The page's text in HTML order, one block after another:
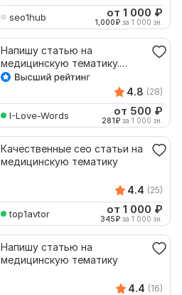
seo1hub от 1 000 ₽
1,000₽ за 1 000 зн.
Напишу статью на
медицинскую тематику.
Сделаю рерайт статьи
4.8 (28)
I-Love-Words от 500 ₽
281₽ за 1 000 зн.
Качественные сео статьи на
медицинскую тематику
4.4 (25)
top1avtor от 1 000 ₽
345₽ за 1 000 зн.
Напишу статью на
медицинскую тематику
4.4 (16)